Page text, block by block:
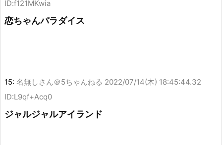
ID:f121MKwia
恋ちゃんパラダイス
15: 名無しさん＠5ちゃんねる 2022/07/14(木) 18:45:44.32
ID:L9qf+Acq0
ジャルジャルアイランド